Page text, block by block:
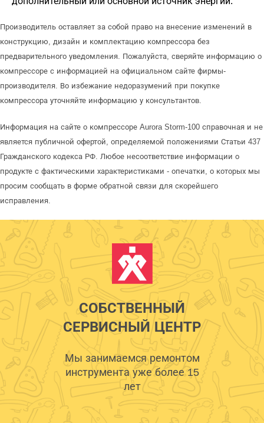
Производитель оставляет за собой право на внесение изменений в
конструкцию, дизайн и комплектацию компрессора без
предварительного уведомления. Пожалуйста, сверяйте информацию о
компрессоре с информацией на официальном сайте фирмы-
производителя. Во избежание недоразумений при покупке
компрессора уточняйте информацию у консультантов.
Информация на сайте о компрессоре Aurora Storm-100 справочная и не
является публичной офертой, определяемой положениями Статьи 437
Гражданского кодекса РФ. Любое несоответствие информации о
продукте с фактическими характеристиками - опечатки, о которых мы
просим сообщать в форме обратной связи для скорейшего
исправления.
СОБСТВЕННЫЙ
СЕРВИСНЫЙ ЦЕНТР
Мы занимаемся ремонтом
инструмента уже более 15
лет